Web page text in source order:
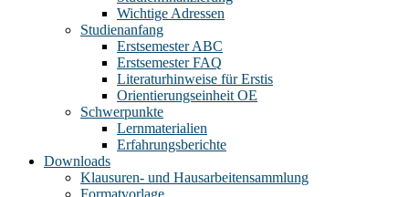
Wichtige Adressen
Studienanfang
Erstsemester ABC
Erstsemester FAQ
Literaturhinweise für Erstis
Orientierungseinheit OE
Schwerpunkte
Lernmaterialien
Erfahrungsberichte
Downloads
Klausuren- und Hausarbeitensammlung
Formatvorlage